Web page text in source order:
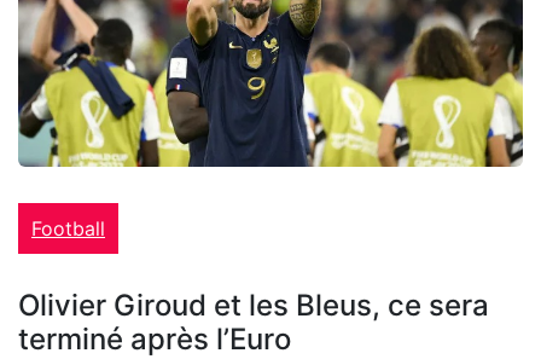
Football
Olivier Giroud et les Bleus, ce sera
terminé après l’Euro